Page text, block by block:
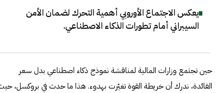
يعكس الاجتماع الأوروبي أهمية التحرك لضمان الأمن
السيبراني أمام تطورات الذكاء الاصطناعي.
حين تجتمع وزارات المالية لمناقشة نموذج ذكاء اصطناعي بدل سعر
الفائدة، ندرك أن خريطة القوة تغيّرت بهدوء. هذا ما حدث في بروكسل،